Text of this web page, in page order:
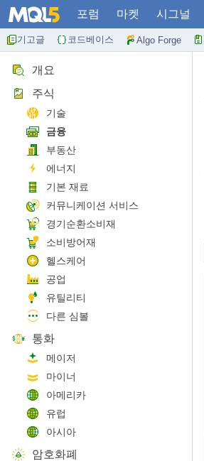
포럼 마켓 시그널
기고글 코드베이스 Algo Forge
개요
주식
기술
금융
부동산
에너지
기본 재료
커뮤니케이션 서비스
경기순환소비재
소비방어재
헬스케어
공업
유틸리티
다른 심볼
통화
메이저
마이너
아메리카
유럽
아시아
암호화폐